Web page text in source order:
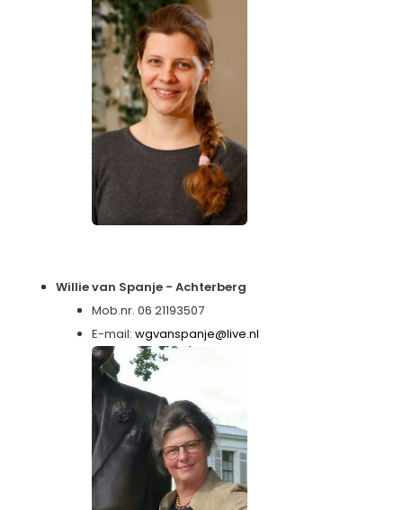
Willie van Spanje - Achterberg
Mob.nr. 06 21193507
E-mail:wgvanspanje@live.nl